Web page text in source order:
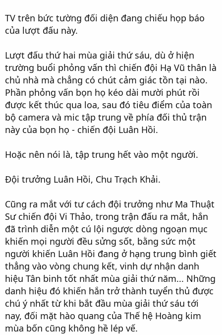
TV trên bức tường đối diện đang chiếu họp báo
của lượt đấu này.
Lượt đấu thứ hai mùa giải thứ sáu, dù ở hiện
trường buổi phỏng vấn thì chiến đội Hạ Vũ thân là
chủ nhà mà chẳng có chút cảm giác tồn tại nào.
Phần phỏng vấn bọn họ kéo dài mười phút rồi
được kết thúc qua loa, sau đó tiêu điểm của toàn
bộ camera và mic tập trung về phía đối thủ trận
này của bọn họ - chiến đội Luân Hồi.
Hoặc nên nói là, tập trung hết vào một người.
Đội trưởng Luân Hồi, Chu Trạch Khải.
Cũng ra mắt với tư cách đội trưởng như Ma Thuật
Sư chiến đội Vi Thảo, trong trận đấu ra mắt, hắn
đã trình diễn một cú lội ngược dòng ngoạn mục
khiến mọi người đều sửng sốt, bằng sức một
người khiến Luân Hồi đang ở hạng trung bình giết
thẳng vào vòng chung kết, vinh dự nhận danh
hiệu Tân binh tốt nhất mùa giải thứ năm... Những
danh hiệu đó khiến hắn trở thành tuyển thủ được
chú ý nhất từ khi bắt đầu mùa giải thứ sáu tới
nay, đối mặt hào quang của Thế hệ Hoàng kim
mùa bốn cũng không hề lép vế.